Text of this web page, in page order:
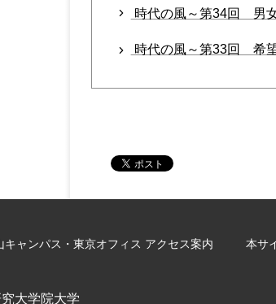
時代の風～第34回 男
時代の風～第33回 希
キャンパス・東京オフィス アクセス案内 本サ
大学院大学